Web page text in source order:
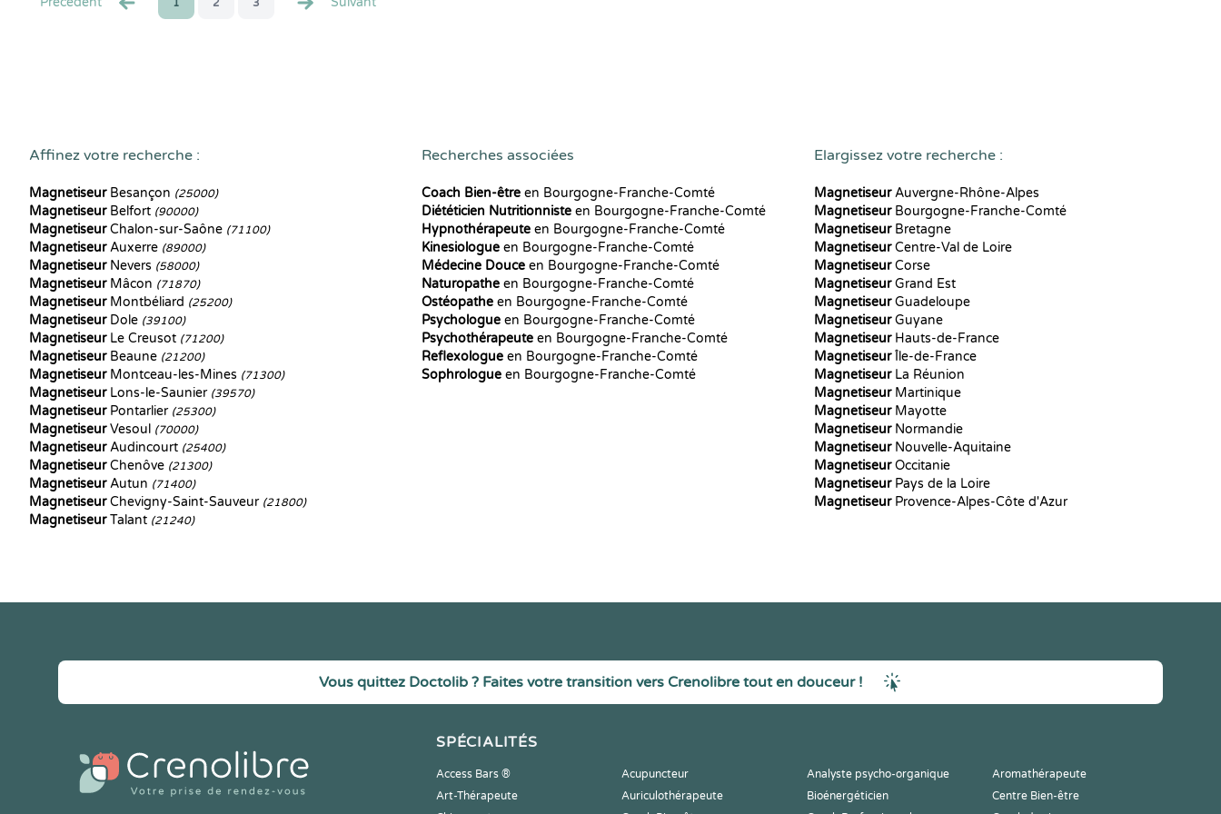
1 2 3
Affinez votre recherche :
MagnetiseurBesançon (25000)
MagnetiseurBelfort (90000)
MagnetiseurChalon-sur-Saône (71100)
MagnetiseurAuxerre (89000)
MagnetiseurNevers (58000)
MagnetiseurMâcon (71870)
MagnetiseurMontbéliard (25200)
MagnetiseurDole (39100)
MagnetiseurLe Creusot (71200)
MagnetiseurBeaune (21200)
MagnetiseurMontceau-les-Mines (71300)
MagnetiseurLons-le-Saunier (39570)
MagnetiseurPontarlier (25300)
MagnetiseurVesoul (70000)
MagnetiseurAudincourt (25400)
MagnetiseurChenôve (21300)
MagnetiseurAutun (71400)
MagnetiseurChevigny-Saint-Sauveur (21800)
MagnetiseurTalant (21240)
Recherches associées
Coach Bien-être en Bourgogne-Franche-Comté
Diététicien Nutritionniste en Bourgogne-Franche-Comté
Hypnothérapeute en Bourgogne-Franche-Comté
Kinesiologue en Bourgogne-Franche-Comté
Médecine Douce en Bourgogne-Franche-Comté
Naturopathe en Bourgogne-Franche-Comté
Ostéopathe en Bourgogne-Franche-Comté
Psychologue en Bourgogne-Franche-Comté
Psychothérapeute en Bourgogne-Franche-Comté
Reflexologue en Bourgogne-Franche-Comté
Sophrologue en Bourgogne-Franche-Comté
Elargissez votre recherche :
MagnetiseurAuvergne-Rhône-Alpes
MagnetiseurBourgogne-Franche-Comté
MagnetiseurBretagne
MagnetiseurCentre-Val de Loire
MagnetiseurCorse
MagnetiseurGrand Est
MagnetiseurGuadeloupe
MagnetiseurGuyane
MagnetiseurHauts-de-France
MagnetiseurÎle-de-France
MagnetiseurLa Réunion
MagnetiseurMartinique
MagnetiseurMayotte
MagnetiseurNormandie
MagnetiseurNouvelle-Aquitaine
MagnetiseurOccitanie
MagnetiseurPays de la Loire
MagnetiseurProvence-Alpes-Côte d'Azur
Vous quittez Doctolib ? Faites votre transition vers Crenolibre tout en douceur !
SPÉCIALITÉS
Access Bars ® Acupuncteur Analyste psycho-organique
Aromathérapeute
Art-Thérapeute
Auriculothérapeute Bioénergéticien
Centre Bien-être